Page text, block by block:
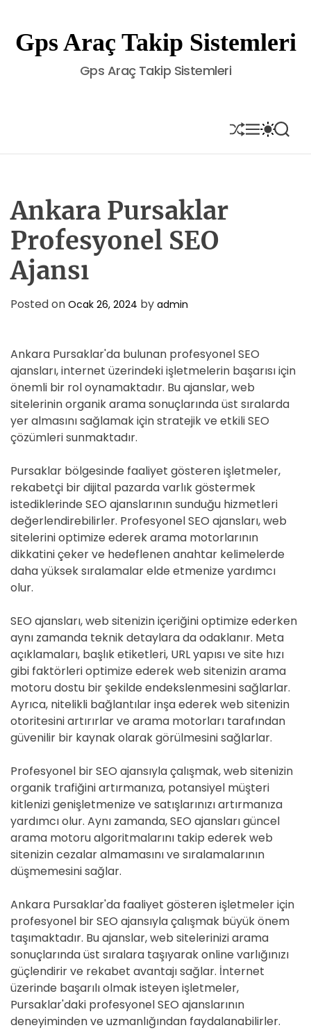
t
Gps Araç Takip Sistemleri
Gps Araç Takip Sistemleri
S
H
U
M
E
N
S
W
I
S
E
A
Ankara Pursaklar
Profesyonel SEO
Ajansı
Posted on Ocak 26, 2024 by admin
Ankara Pursaklar'da bulunan profesyonel SEO
ajansları, internet üzerindeki işletmelerin başarısı için
önemli bir rol oynamaktadır. Bu ajanslar, web
sitelerinin organik arama sonuçlarında üst sıralarda
yer almasını sağlamak için stratejik ve etkili SEO
çözümleri sunmaktadır.
Pursaklar bölgesinde faaliyet gösteren işletmeler,
rekabetçi bir dijital pazarda varlık göstermek
istediklerinde SEO ajanslarının sunduğu hizmetleri
değerlendirebilirler. Profesyonel SEO ajansları, web
sitelerini optimize ederek arama motorlarının
dikkatini çeker ve hedeflenen anahtar kelimelerde
daha yüksek sıralamalar elde etmenize yardımcı
olur.
SEO ajansları, web sitenizin içeriğini optimize ederken
aynı zamanda teknik detaylara da odaklanır. Meta
açıklamaları, başlık etiketleri, URL yapısı ve site hızı
gibi faktörleri optimize ederek web sitenizin arama
motoru dostu bir şekilde endekslenmesini sağlarlar.
Ayrıca, nitelikli bağlantılar inşa ederek web sitenizin
otoritesini artırırlar ve arama motorları tarafından
güvenilir bir kaynak olarak görülmesini sağlarlar.
Profesyonel bir SEO ajansıyla çalışmak, web sitenizin
organik trafiğini artırmanıza, potansiyel müşteri
kitlenizi genişletmenize ve satışlarınızı artırmanıza
yardımcı olur. Aynı zamanda, SEO ajansları güncel
arama motoru algoritmalarını takip ederek web
sitenizin cezalar almamasını ve sıralamalarının
düşmemesini sağlar.
Ankara Pursaklar'da faaliyet gösteren işletmeler için
profesyonel bir SEO ajansıyla çalışmak büyük önem
taşımaktadır. Bu ajanslar, web sitelerinizi arama
sonuçlarında üst sıralara taşıyarak online varlığınızı
güçlendirir ve rekabet avantajı sağlar. İnternet
üzerinde başarılı olmak isteyen işletmeler,
Pursaklar'daki profesyonel SEO ajanslarının
deneyiminden ve uzmanlığından faydalanabilirler.